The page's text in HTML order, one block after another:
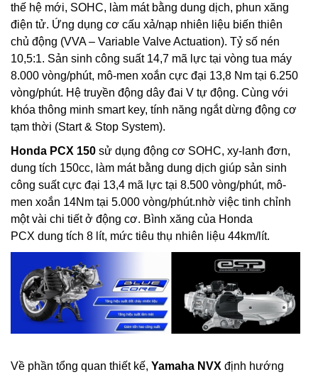
thế hệ mới, SOHC, làm mát bằng dung dịch, phun xăng
điện tử. Ứng dụng cơ cấu xả/nạp nhiên liệu biến thiên
chủ động (VVA – Variable Valve Actuation). Tỷ số nén
10,5:1. Sản sinh công suất 14,7 mã lực tại vòng tua máy
8.000 vòng/phút, mô-men xoắn cực đại 13,8 Nm tại 6.250
vòng/phút. Hệ truyền động dây đai V tự động. Cùng với
khóa thông minh smart key, tính năng ngắt dừng động cơ
tạm thời (Start & Stop System).
Honda PCX 150 sử dụng động cơ SOHC, xy-lanh đơn,
dung tích 150cc, làm mát bằng dung dịch giúp sản sinh
công suất cực đại 13,4 mã lực tại 8.500 vòng/phút, mô-
men xoắn 14Nm tại 5.000 vòng/phút.nhờ việc tinh chỉnh
một vài chi tiết ở động cơ. Bình xăng của Honda
PCX dung tích 8 lít, mức tiêu thụ nhiên liệu 44km/lít.
Về phần tổng quan thiết kế, Yamaha NVX định hướng